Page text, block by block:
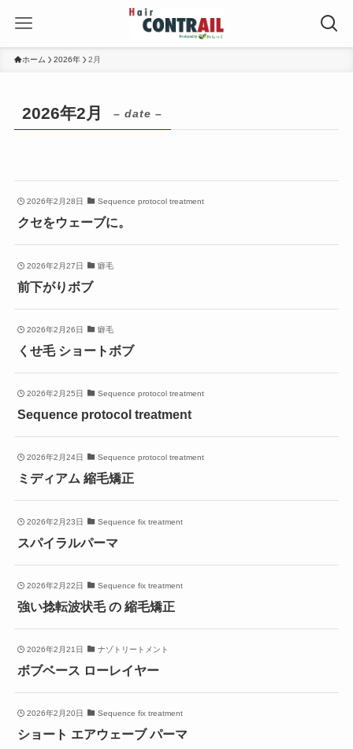
ホーム 2026年 2月
2026年2月 – date –
2026年2月28日 Sequence protocol treatment
クセをウェーブに。
2026年2月27日 癖毛
前下がりボブ
2026年2月26日 癖毛
くせ毛 ショートボブ
2026年2月25日 Sequence protocol treatment
Sequence protocol treatment
2026年2月24日 Sequence protocol treatment
ミディアム 縮毛矯正
2026年2月23日 Sequence fix treatment
スパイラルパーマ
2026年2月22日 Sequence fix treatment
強い捻転波状毛 の 縮毛矯正
2026年2月21日 ナゾトリートメント
ボブベース ローレイヤー
2026年2月20日 Sequence fix treatment
ショート エアウェーブ パーマ